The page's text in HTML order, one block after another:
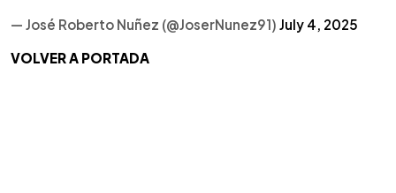
— José Roberto Nuñez (@JoserNunez91) July 4, 2025
VOLVER A PORTADA